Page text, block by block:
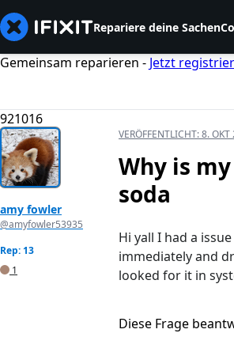
Repariere deine Sachen
Gemeinsam reparieren - Jetzt
921016
amy fowler
@amyfowler53935
Rep: 13
1
VERÖFFENTLICHT:8. OKT
Why is
soda
Hi yall I had a
immediately and
looked for it in
Diese Frage